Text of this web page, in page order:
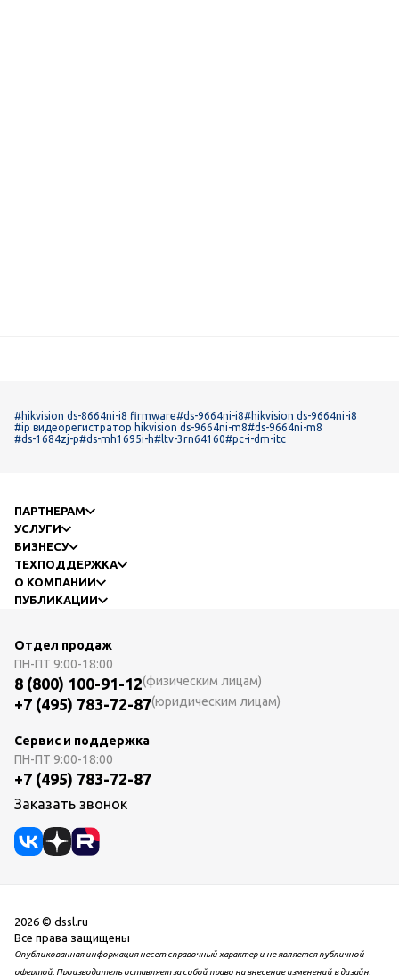
#hikvision ds-8664ni-i8 firmware#ds-9664ni-i8#hikvision ds-9664ni-i8
#ip видеорегистратор hikvision ds-9664ni-m8#ds-9664ni-m8
#ds-1684zj-p#ds-mh1695i-h#ltv-3rn64160#pc-i-dm-itc
ПАРТНЕРАМ
УСЛУГИ
БИЗНЕСУ
ТЕХПОДДЕРЖКА
О КОМПАНИИ
ПУБЛИКАЦИИ
Отдел продаж
ПН-ПТ 9:00-18:00
8 (800) 100-91-12(физическим лицам)
+7 (495) 783-72-87(юридическим лицам)
Сервис и поддержка
ПН-ПТ 9:00-18:00
+7 (495) 783-72-87
Заказать звонок
2026 © dssl.ru
Все права защищены
Опубликованная информация несет справочный характер и не является публичной
офертой. Производитель оставляет за собой право на внесение изменений в дизайн,